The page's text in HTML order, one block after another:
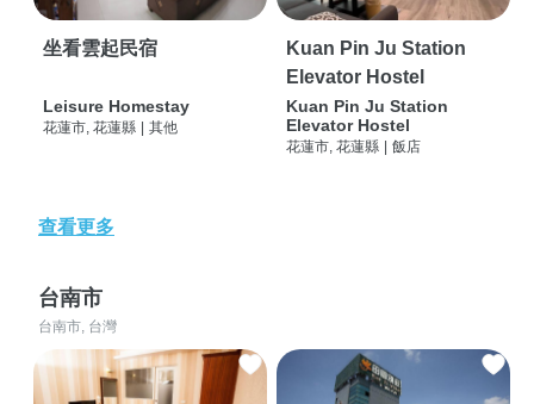
坐看雲起民宿
Leisure Homestay
花蓮市, 花蓮縣 其他
Kuan Pin Ju Station
Elevator Hostel
Kuan Pin Ju Station
Elevator Hostel
花蓮市, 花蓮縣 飯店
查看更多
台南市
台南市, 台灣